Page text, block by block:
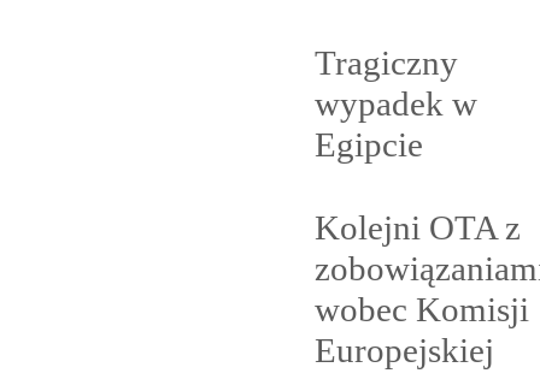
Tragiczny
wypadek w
Egipcie
Kolejni OTA z
wobec Komisji
Europejskiej